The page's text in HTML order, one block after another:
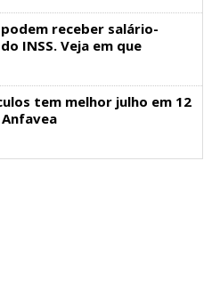
receber salário-
INSS. Veja em que
tem melhor julho em 12